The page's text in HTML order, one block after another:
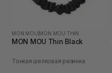
MON MOU MON MOU THIN
MON MOU Thin Black
Тонкая шелковая резинка